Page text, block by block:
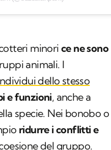
minori ce ne sono
animali. I
dello stesso
e funzioni, anche a
specie. Nei bonobo o
ridurre i conflitti e
del gruppo.